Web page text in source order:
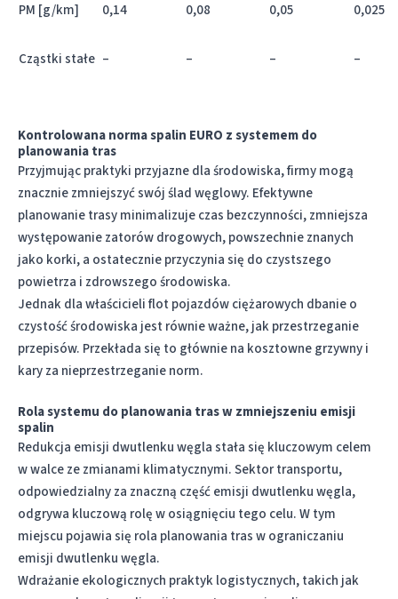
PM [g/km] 0,14 0,08 0,05 0,025
Cząstki stałe – – – –
Kontrolowana norma spalin EURO z systemem do
planowania tras
Przyjmując praktyki przyjazne dla środowiska, firmy mogą
znacznie zmniejszyć swój ślad węglowy. Efektywne
planowanie trasyminimalizuje czas bezczynności, zmniejsza
występowanie zatorów drogowych, powszechnie znanych
jako korki, a ostatecznie przyczynia się do czystszego
powietrza i zdrowszego środowiska.
Jednak dla właścicieli flot pojazdów ciężarowych dbanie o
czystość środowiska jest równie ważne, jak przestrzeganie
przepisów. Przekłada się to głównie na kosztowne grzywny i
kary za nieprzestrzeganie norm.
Rola systemu do planowania tras w zmniejszeniu emisji
spalin
Redukcja emisji dwutlenku węgla stała się kluczowym celem
w walce ze zmianami klimatycznymi. Sektor transportu,
odpowiedzialny za znaczną część emisji dwutlenku węgla,
odgrywa kluczową rolę w osiągnięciu tego celu. W tym
miejscu pojawia się rola planowania tras w ograniczaniu
emisji dwutlenku węgla.
Wdrażanie ekologicznych praktyk logistycznych, takich jak